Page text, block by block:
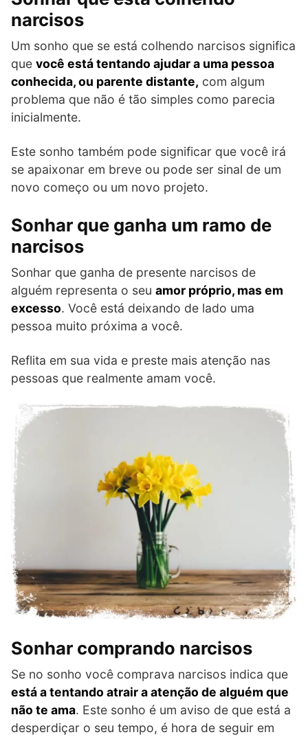
narcisos
Um sonho que se está colhendo narcisos significa
que você está tentando ajudar a uma pessoa
conhecida, ou parente distante, com algum
problema que não é tão simples como parecia
inicialmente.
Este sonho também pode significar que você irá
se apaixonar em breve ou pode ser sinal de um
novo começo ou um novo projeto.
Sonhar que ganha um ramo de
narcisos
Sonhar que ganha de presente narcisos de
alguém representa o seu amor próprio, mas em
excesso. Você está deixando de lado uma
pessoa muito próxima a você.
Reflita em sua vida e preste mais atenção nas
pessoas que realmente amam você.
Sonhar comprando narcisos
Se no sonho você comprava narcisos indica que
está a tentando atrair a atenção de alguém que
não te ama. Este sonho é um aviso de que está a
desperdiçar o seu tempo, é hora de seguir em